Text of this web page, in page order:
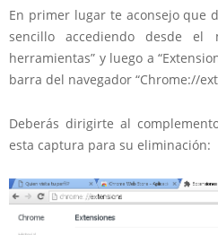
En primer lugar te aconsejo que
sencillo accediendo desde el
herramientas” y luego a
barra del navegador “Chrome://
Deberás dirigirte al
esta captura para su eliminación: